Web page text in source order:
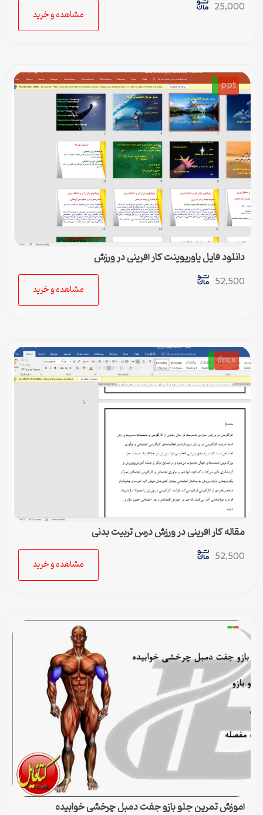
25,000
مشاهده و خرید
ppt
دانلود فایل پاورپوینت کار آفرینی در ورزش
52,500
مشاهده و خرید
docx
مقاله کار آفرینی در ورزش درس تربیت بدنی
52,500
مشاهده و خرید
آموزش تمرین جلو بازو جفت دمبل چرخشی خوابیده